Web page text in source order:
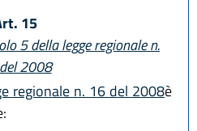
15
5 della legge regionale n.
2008
regionale n. 16 del 2008è